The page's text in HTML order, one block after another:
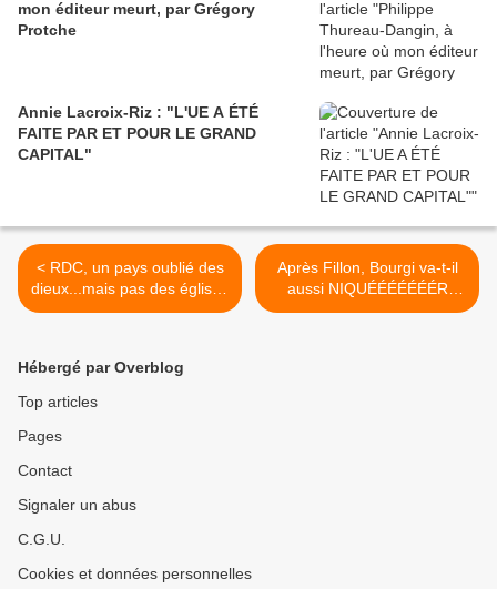
mon éditeur meurt, par Grégory
Protche
Annie Lacroix-Riz : "L'UE A ÉTÉ
FAITE PAR ET POUR LE GRAND
CAPITAL"
< RDC, un pays oublié des
dieux...mais pas des églises
!
Après Fillon, Bourgi va-t-il
aussi NIQUÉÉÉÉÉÉÉR
Ouattara ? / Si Gbagbo n'a
Hébergé par Overblog
Top articles
Pages
Contact
Signaler un abus
C.G.U.
Cookies et données personnelles